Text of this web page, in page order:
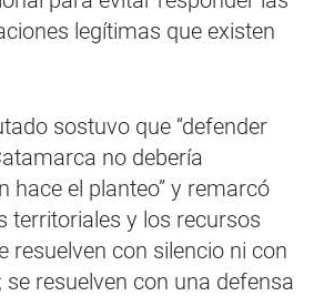
legítimas que existen
sostuvo que “defender
no debería
hace el planteo” y remarcó
territoriales y los recursos
resuelven con silencio ni con
resuelven con una defensa